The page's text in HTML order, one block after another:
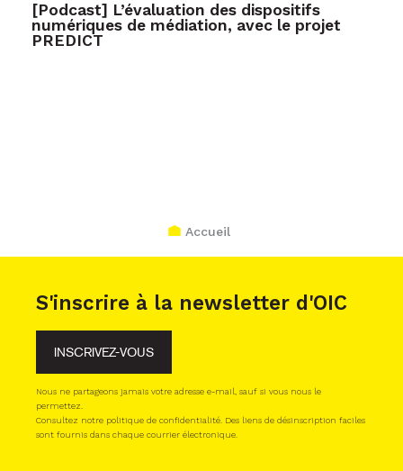
[Podcast] L’évaluation des dispositifs
numériques de médiation, avec le projet
PREDICT
Accueil
S'inscrire à la newsletter d'OIC
INSCRIVEZ-VOUS
Nous ne partageons jamais votre adresse e-mail, sauf si vous nous le
permettez.
Consultez notre politique de confidentialité. Des liens de désinscription faciles
sont fournis dans chaque courrier électronique.